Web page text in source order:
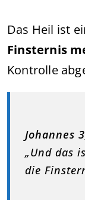
Das Heil ist
Finsternis
Kontrolle
Johannes
„Und das
die